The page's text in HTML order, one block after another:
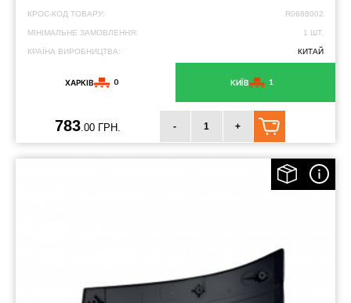
КРОС-КОД ТОВАРУ: R0688002
МІНІМАЛЬНЕ ЗАМОВЛЕННЯ: 1 ШТ.
КРАЇНА ВИРОБНИЦТВА: КИТАЙ
ХАРКІВ 0 КИЇВ 1
783.00 ГРН. - +